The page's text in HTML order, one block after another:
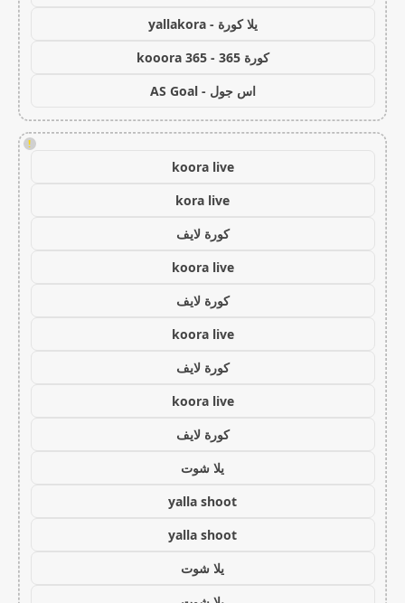
يلا كورة - yallakora
كورة 365 - kooora 365
اس جول - AS Goal
!
koora live
kora live
كورة لايف
koora live
كورة لايف
koora live
كورة لايف
koora live
كورة لايف
يلا شوت
yalla shoot
yalla shoot
يلا شوت